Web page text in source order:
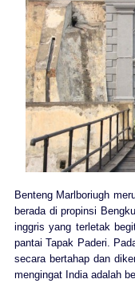
Benteng Marlboriugh
berada di propinsi
inggris yang terletak
pantai Tapak Paderi.
secara bertahap dan
mengingat India adalah